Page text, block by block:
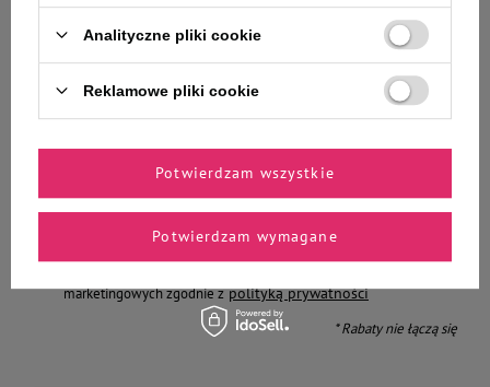
Zyskaj 10% rabatu* na
pierwsze zamówienie
Podaj swój adres e-mail
marketingowych zgodnie z polityką prywatności
* Rabaty nie łączą się
Analityczne pliki cookie
Reklamowe pliki cookie
Potwierdzam wymagane
Potwierdzam wszystkie